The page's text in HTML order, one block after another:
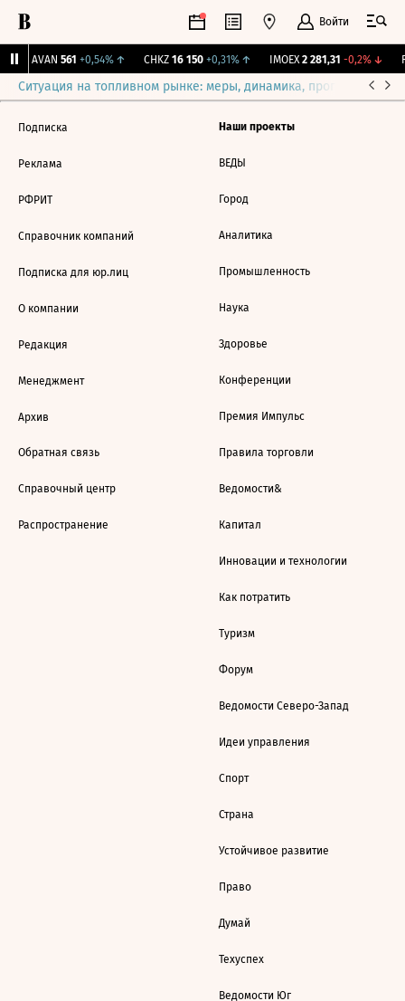
Войти
AVAN 561 +0,54%↑ CHKZ 16 150 +0,31%↑ IMOEX 2 281,31 -0,2%↓
Ситуация на топливном рынке: меры, динамика, прогнозы
Подписка
Реклама
РФРИТ
Справочник компаний
Подписка для юр.лиц
О компании
Редакция
Менеджмент
Архив
Обратная связь
Справочный центр
Распространение
Наши проекты
ВЕДЫ
Город
Аналитика
Промышленность
Наука
Здоровье
Конференции
Премия Импульс
Правила торговли
Ведомости&
Капитал
Инновации и технологии
Как потратить
Туризм
Форум
Ведомости Северо-Запад
Идеи управления
Спорт
Страна
Устойчивое развитие
Право
Думай
Техуспех
Ведомости Юг